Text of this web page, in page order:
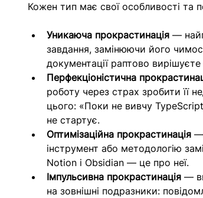
Кожен тип має свої особливості та
Уникаюча прокрастинація —
завдання, замінюючи його
документації раптово
Перфекціоністична
роботу через страх зробити її
цього: «Поки не вивчу
не стартує.
Оптимізаційна прокрастинація —
інструмент або методологію
Notion і Obsidian — це про неї.
Імпульсивна прокрастинація —
на зовнішні подразники: